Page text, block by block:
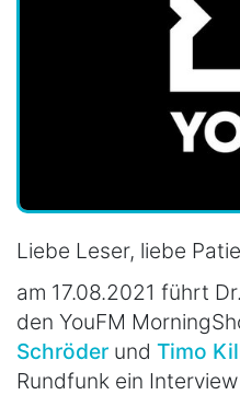
Liebe Leser, liebe
am 17.08.2021 führt
den YouFM
Schröder und Timo
Rundfunk ein